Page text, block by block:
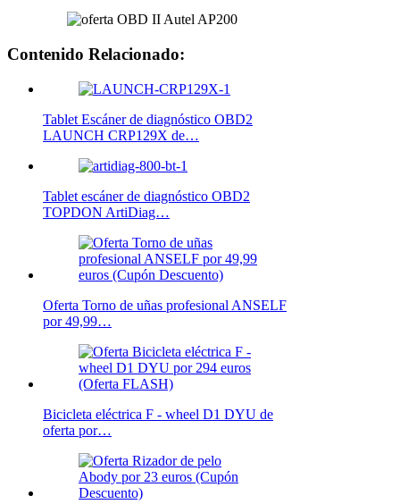
Contenido Relacionado:
Tablet Escáner de diagnóstico OBD2
LAUNCH CRP129X de…
Tablet escáner de diagnóstico OBD2
TOPDON ArtiDiag…
Oferta Torno de uñas profesional ANSELF
por 49,99…
Bicicleta eléctrica F - wheel D1 DYU de
oferta por…